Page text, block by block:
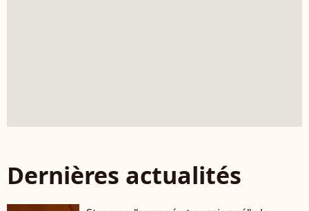
Dernières actualités